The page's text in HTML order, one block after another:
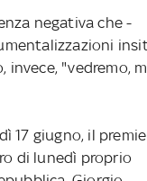
negativa che -
invece, "vedremo,
17 giugno, il
di lunedì proprio